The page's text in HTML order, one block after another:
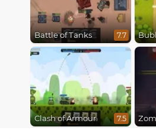
Battle of Tanks 7.7
Clash of Armour 7.5